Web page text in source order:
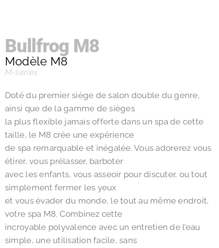
Bullfrog M8
Modèle M8
M-series
Doté du premier siège de salon double du genre,
ainsi que de la gamme de sièges
la plus flexible jamais offerte dans un spa de cette
taille, le M8 crée une expérience
de spa remarquable et inégalée. Vous adorerez vous
étirer, vous prélasser, barboter
avec les enfants, vous asseoir pour discuter, ou tout
simplement fermer les yeux
et vous évader du monde, le tout au même endroit,
votre spa M8. Combinez cette
incroyable polyvalence avec un entretien de l’eau
simple, une utilisation facile, sans